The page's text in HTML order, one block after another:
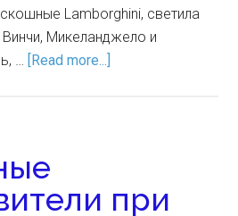
Lamborghini, светила
Микеланджело и
… [Read more...]
при